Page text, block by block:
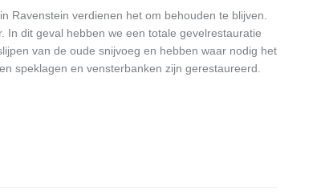
Ravenstein verdienen het om behouden te blijven.
In dit geval hebben we een totale gevelrestauratie
van de oude snijvoeg en hebben waar nodig het
speklagen en vensterbanken zijn gerestaureerd.